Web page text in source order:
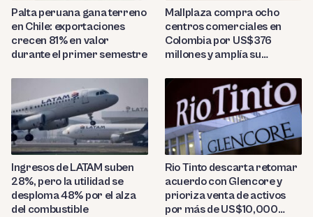
Palta peruana gana terreno
en Chile: exportaciones
crecen 81% en valor
durante el primer semestre
Mallplaza compra ocho
centros comerciales en
Colombia por US$376
millones y amplía su
Ingresos de LATAM suben
28%, pero la utilidad se
desploma 48% por el alza
del combustible
Rio Tinto descarta retomar
acuerdo con Glencore y
prioriza venta de activos
por más de US$10,000